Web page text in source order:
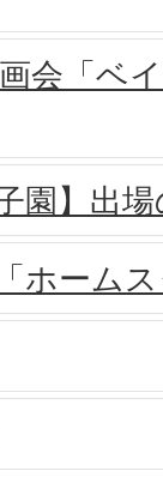
会「ベ
園】出
ホーム